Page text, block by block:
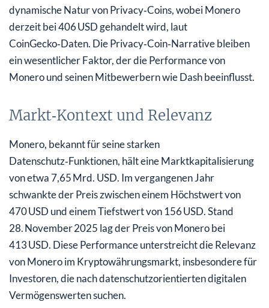
dynamische Natur von Privacy‑Coins, wobei Monero
derzeit bei 406 USD gehandelt wird, laut
CoinGecko‑Daten. Die Privacy‑Coin‑Narrative bleiben
ein wesentlicher Faktor, der die Performance von
Monero und seinen Mitbewerbern wie Dash beeinflusst.
Markt‑Kontext und Relevanz
Monero, bekannt für seine starken
Datenschutz‑Funktionen, hält eine Marktkapitalisierung
von etwa 7,65 Mrd. USD. Im vergangenen Jahr
schwankte der Preis zwischen einem Höchstwert von
470 USD und einem Tiefstwert von 156 USD. Stand
28. November 2025 lag der Preis von Monero bei
413 USD. Diese Performance unterstreicht die Relevanz
von Monero im Kryptowährungsmarkt, insbesondere für
Investoren, die nach datenschutzorientierten digitalen
Vermögenswerten suchen.